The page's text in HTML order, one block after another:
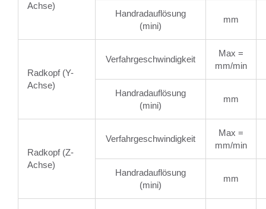
Achse)
Handradauflösung
(mini)
mm
Radkopf (Y-
Achse)
Verfahrgeschwindigkeit
Max =
mm/min
Handradauflösung
(mini)
mm
Radkopf (Z-
Achse)
Verfahrgeschwindigkeit
Max =
mm/min
Handradauflösung
(mini)
mm